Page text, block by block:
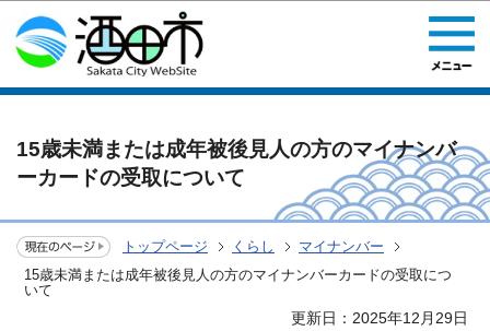
このページの本文へ移動
15歳未満または成年被後見人の方のマイナンバ
ーカードの受取について
トップページ くらし
マイナンバー
15歳未満または成年被後見人の方のマイナンバーカードの受取につ
いて
更新日：2025年12月29日